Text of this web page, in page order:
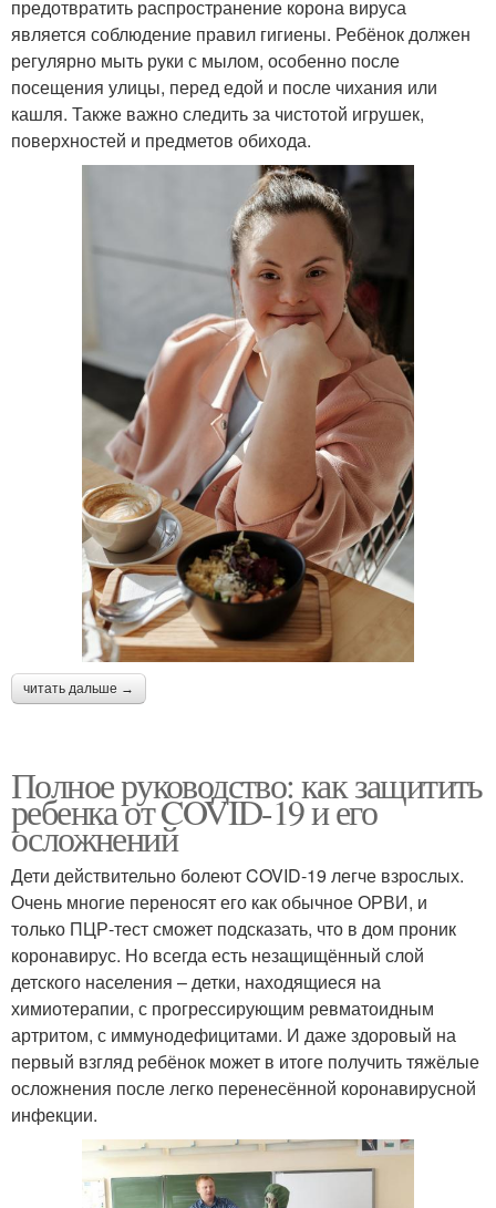
предотвратить распространение корона вируса
является соблюдение правил гигиены. Ребёнок должен
регулярно мыть руки с мылом, особенно после
посещения улицы, перед едой и после чихания или
кашля. Также важно следить за чистотой игрушек,
поверхностей и предметов обихода.
читать дальше →
Полное руководство: как защитить
ребенка от COVID-19 и его
осложнений
Дети действительно болеют COVID-19 легче взрослых.
Очень многие переносят его как обычное ОРВИ, и
только ПЦР-тест сможет подсказать, что в дом проник
коронавирус. Но всегда есть незащищённый слой
детского населения – детки, находящиеся на
химиотерапии, с прогрессирующим ревматоидным
артритом, с иммунодефицитами. И даже здоровый на
первый взгляд ребёнок может в итоге получить тяжёлые
осложнения после легко перенесённой коронавирусной
инфекции.